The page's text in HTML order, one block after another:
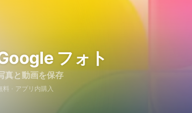
フォト
真と動画を保存
料 · アプリ内購入